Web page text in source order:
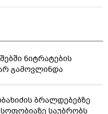
ნიტრატების
გამოვლინდა
ბრალდებებზე
საუბრობს